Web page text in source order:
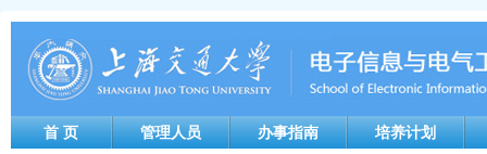
首 页 管理人员 办事指南 培养计划